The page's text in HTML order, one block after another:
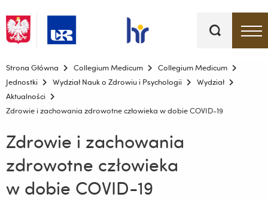
kluczowe
Menu - górna belka
Strona Główna Collegium Medicum
Collegium Medicum
Jednostki
Wydział Nauk o Zdrowiu i Psychologii
Wydział
Aktualności
Zdrowie i zachowania zdrowotne człowieka w dobie COVID-19
Zdrowie i zachowania
zdrowotne człowieka
w dobie COVID-19